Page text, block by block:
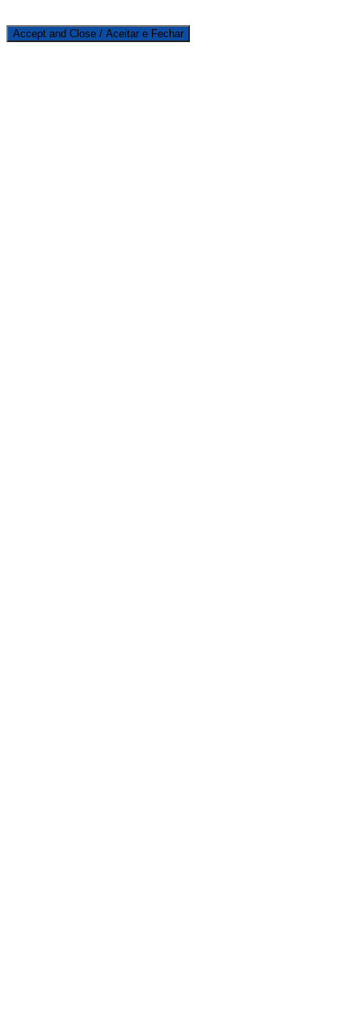
Accept and Close / Aceitar e Fechar